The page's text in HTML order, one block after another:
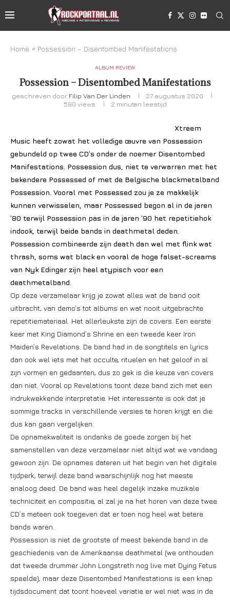
Home » Possession – Disentombed Manifestations
ALBUM REVIEW
Possession – Disentombed Manifestations
geschreven door Filip Van Der Linden
27 augustus 2020
590 views 2 minuten leestijd
Xtreem
Music heeft zowat het volledige œuvre van Possession
gebundeld op twee CD’s onder de noemer Disentombed
Manifestations. Possession dus, niet te verwarren met het
bekendere Possessed of met de Belgische blackmetalband
Possession. Vooral met Possessed zou je ze makkelijk
kunnen verwisselen, maar Possessed begon al in de jaren
’80 terwijl Possession pas in de jaren ’90 het repetitiehok
indook, terwijl beide bands in deathmetal deden.
Possession combineerde zijn death dan wel met flink wat
thrash, soms wat black en vooral de hoge falset-screams
van Nyk Edinger zijn heel atypisch voor een
deathmetalband.
Op deze verzamelaar krijg je zowat alles wat de band ooit
uitbracht, van demo’s tot albums en wat nooit uitgebrachte
repetitiemateriaal. Het allerleukste zijn de covers. Een eerste
keer met King Diamond’s Shrine en een tweede keer Iron
Maiden’s Revelations. De band had in de songtitels en lyrics
dan ook wel iets met het occulte, rituelen en het geloof in al
zijn vormen en gedaanten, dus zo gek is die keuze van covers
dan niet. Vooral op Revelations toont deze band zich met een
indrukwekkende interpretatie. Het interessante is ook dat je
sommige tracks in verschillende versies te horen krijgt en die
dus kan gaan vergelijken.
De opnamekwaliteit is ondanks de goede zorgen bij het
samenstellen van deze verzamelaar niet altijd wat we vandaag
gewoon zijn. De opnames dateren uit het begin van het digitale
tijdperk, terwijl deze band waarschijnlijk nog het meeste
analoog deed. De band was heel degelijk inzake muzikale
techniciteit en compositie, al zal je na het horen van deze twee
CD’s meteen ook toegeven dat er toen nog heel wat betere
bands waren.
Possession is niet de grootste of meest bekende band in de
geschiedenis van de Amerikaanse deathmetal (we onthouden
dat tweede drummer John Longstreth nog live met Dying Fetus
speelde), maar deze Disentombed Manifestations is een knap
tijdsdocument dat toont hoeveel variatie er wel niet was in de